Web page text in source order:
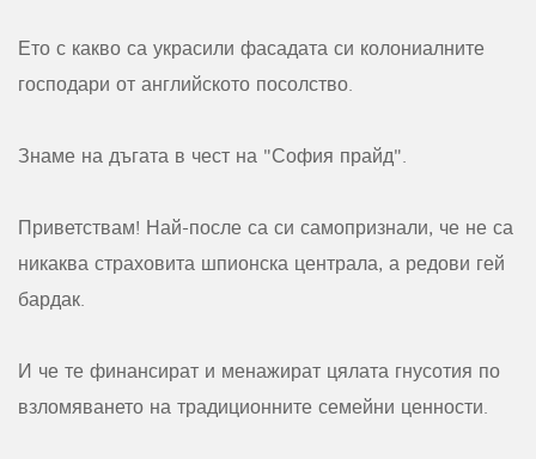
Ето с какво са украсили фасадата си колониалните
господари от английското посолство.
Знаме на дъгата в чест на "София прайд".
Приветствам! Най-после са си самопризнали, че не са
никаква страховита шпионска централа, а редови гей
бардак.
И че те финансират и менажират цялата гнусотия по
взломяването на традиционните семейни ценности.